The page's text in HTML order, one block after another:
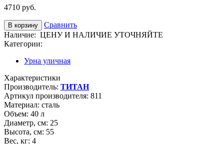
4710 руб.
Сравнить
Наличие: ЦЕНУ И НАЛИЧИЕ УТОЧНЯЙТЕ
Категории:
Урна уличная
Характеристики
Производитель: ТИТАН
Артикул производителя: 811
Материал: сталь
Объем: 40 л
Диаметр, см: 25
Высота, см: 55
Вес, кг: 4